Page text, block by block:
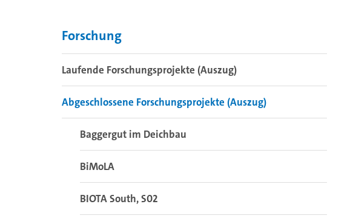
Forschung
Laufende Forschungsprojekte (Auszug)
Abgeschlossene Forschungsprojekte (Auszug)
Baggergut im Deichbau
BiMoLA
BIOTA South, S02